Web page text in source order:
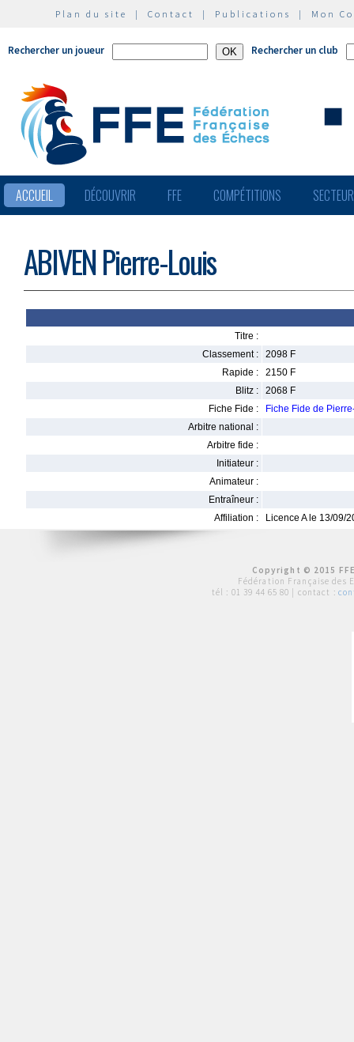
Plan du site | Contact | Publications | Mon
Rechercher un joueur Rechercher un club
ACCUEIL DÉCOUVRIR FFE COMPÉTITIONS
ABIVEN Pierre-Louis
Titre :
Classement :
2098 F
Rapide :
2150 F
Blitz :
2068 F
Fiche Fide :
Fiche Fide de
Arbitre national :
Arbitre fide :
Initiateur :
Animateur :
Entraîneur :
Affiliation :
Licence A le 13/09/
Copyright © 2015
Fédération Française des
tél : 01 39 44 65 80 | contact :